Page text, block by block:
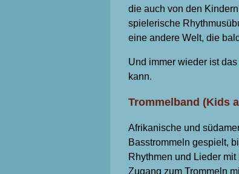
die auch von den
spielerische
eine andere Welt, die
Und immer wieder ist
kann.
Trommelband (Kids
Afrikanische und
Basstrommeln gespielt,
Rhythmen und Lieder
Zugang zum Trommeln